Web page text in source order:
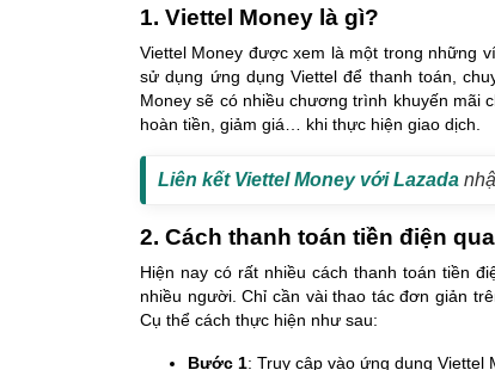
1. Viettel Money là gì?
Viettel Money được xem là một trong những
sử dụng ứng dụng Viettel để thanh toán,
Money sẽ có nhiều chương trình khuyến mãi
hoàn tiền, giảm giá… khi thực hiện giao dịch.
Liên kết Viettel Money với Lazada
2. Cách thanh toán tiền điện
Hiện nay có rất nhiều cách thanh toán tiền
nhiều người. Chỉ cần vài thao tác đơn giản
Cụ thể cách thực hiện như sau:
Bước 1: Truy cập vào ứng dụng Viettel